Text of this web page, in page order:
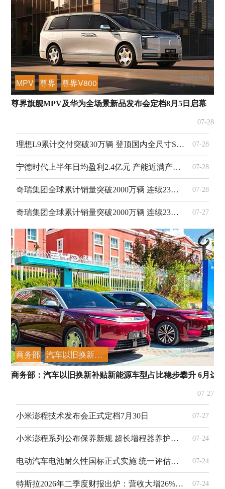
MPV 尊界 尊界V800
尊界旗舰MPV及华为全场景新品发布会定档8月5日启幕
07-28
理想L9累计交付突破30万辆 登顶国内全尺寸SUV市场榜首 07-28
宁德时代上半年日均盈利2.4亿元 产能近满产再扩1.5倍夯实龙头优势 07-28
奇瑞集团全球累计销量突破2000万辆 连续23年领跑中国品牌乘用车出口 07-28
奇瑞集团全球累计销量突破2000万辆 连续23年领跑中国品牌乘用车出口 07-27
商务部 汽车以旧换新补贴
商务部：汽车以旧换新补贴新能源车型占比稳步攀升 6月达
07-27
小米澎程技术发布会正式定档7月30日 07-27
小米澎程系列公布保养新规 超长增程器养护周期优化用户用车体验 07-24
电动汽车电池耐久性国标正式实施 统一评估标尺护航产业提质 07-24
特斯拉2026年二季度财报出炉：营收大增26% 盈利显著承压下滑18% 07-24